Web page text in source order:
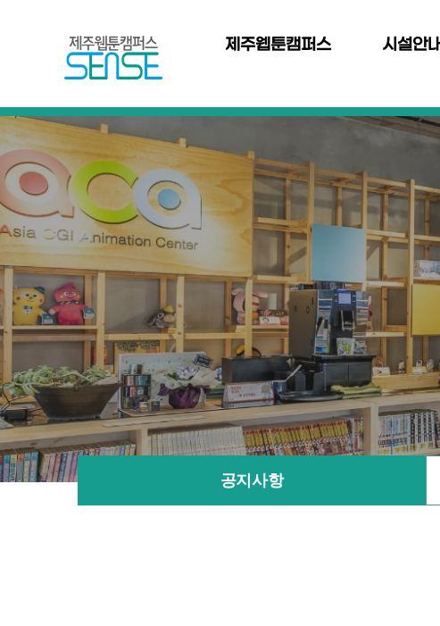
제주웹툰캠퍼스 시설안내
공지사항